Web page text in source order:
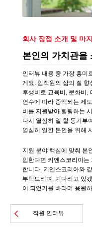
회사 장점 소개 및 마
본인의 가치관을
인터뷰 내용 중 가장 흥미
게요. 임직원의 삶의 질 향
후생비로 교육비, 문화비,
연수에 따라 증액되는 제
비를 지원받아 힐링하는
다시 열심히 일 할 동기부
열심히 일한 본인을 위해
지원 분야 핵심에 맞춰 본
임한다면 키엔스코리아
합니다. 키엔스코리아와
부탁드리며, 기다리고 있
이 되었기를 바라며 응원
직원 인터뷰